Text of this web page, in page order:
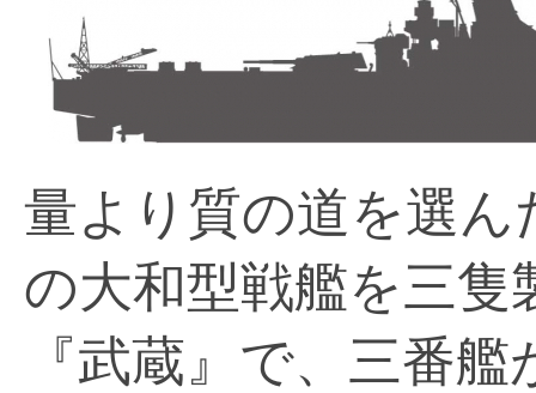
量より質の道を選
の大和型戦艦を三隻
『武蔵』で、三番